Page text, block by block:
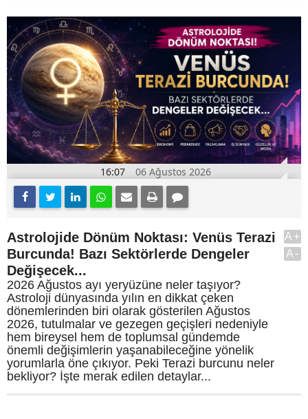
16:07 06 Ağustos 2026
Astrolojide Dönüm Noktası: Venüs Terazi
Burcunda! Bazı Sektörlerde Dengeler
Değişecek...
2026 Ağustos ayı yeryüzüne neler taşıyor?
Astroloji dünyasında yılın en dikkat çeken
dönemlerinden biri olarak gösterilen Ağustos
2026, tutulmalar ve gezegen geçişleri nedeniyle
hem bireysel hem de toplumsal gündemde
önemli değişimlerin yaşanabileceğine yönelik
yorumlarla öne çıkıyor. Peki Terazi burcunu neler
bekliyor? İşte merak edilen detaylar...
A+
A-